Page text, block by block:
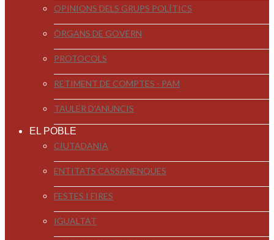
OPINIONS DELS GRUPS POLÍTICS
ÒRGANS DE GOVERN
PROTOCOLS
RETIMENT DE COMPTES - PAM
TAULER D'ANUNCIS
EL POBLE
CIUTADANIA
ENTITATS CASSANENQUES
FESTES I FIRES
IGUALTAT